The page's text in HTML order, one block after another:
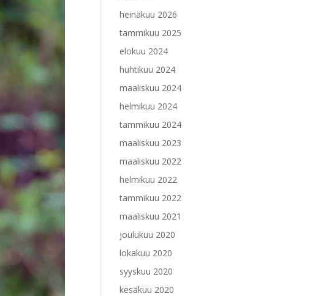
heinäkuu 2026
tammikuu 2025
elokuu 2024
huhtikuu 2024
maaliskuu 2024
helmikuu 2024
tammikuu 2024
maaliskuu 2023
maaliskuu 2022
helmikuu 2022
tammikuu 2022
maaliskuu 2021
joulukuu 2020
lokakuu 2020
syyskuu 2020
kesäkuu 2020